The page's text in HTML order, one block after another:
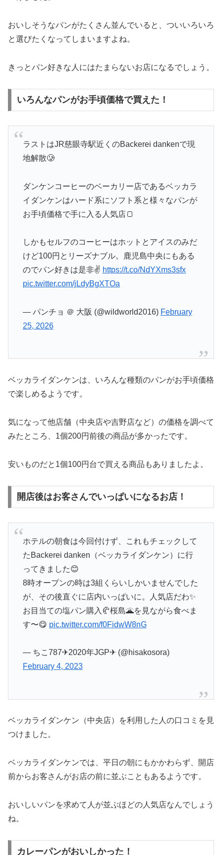
おいしそうなパンがたくさん並んでいると、ついいろいろ
と選びたくなってしまいますよね。
きっとパン好きな人にはたまらないお店になるでしょう。
いろんなパンがお手頃価格で買えた！
ラストはJR慈眼寺駅近くのBackerei dankenで現
地解散🥲
ダンケンコーヒーのベーカリー店であるベッカラ
イダンケンはハード系にソフト系と様々なパンが
お手頃価格で手に入る人気店🍞
しかもセルフのコーヒーはホットとアイスのみだ
けど100円とリーズナブル。鹿児島中央にもある
のでパン好きは是非✌️ https://t.co/NdYXms3sfx
pic.twitter.com/jLdyBgXTOa
— パンチョ ＠ 大阪 (@wildworld2016) February
25, 2026
ベッカライダンケンは、いろんな種類のパンがお手頃価格
で楽しめるようです。
気になって他店舗（中央店や吉野店など）の価格を調べて
みたところ、1個200円前後の商品が多かったです。
安いものだと1個100円台で買える商品もありましたよ。
開店後はお客さんでいっぱいになるお店！
ホテルの朝食は今回付けず、これもチェックして
たBackerei danken（ベッカライダンケン）に行
ってきました😊
8時オープンの時は3組くらいしかいませんでした
が、その後直ぐに店内いっぱいに。人気店だわ✨
お目当ての塩パン購入🥐桜島🌋を見ながら食べま
す〜😋 pic.twitter.com/f0FidwW8nG
— ちこ787✈︎2020年JGP✈︎ (@hisakosora)
February 4, 2023
ベッカライダンケン（中央店）を利用した人の口コミを見
つけました。
ベッカライダンケンでは、平日の朝にもかかわらず、開店
前からお客さんがお店の前に並ぶこともあるようです。
おいしいパンを求めて人が並ぶほどの人気店なんでしょう
ね。
カレーパンがおいしかった！